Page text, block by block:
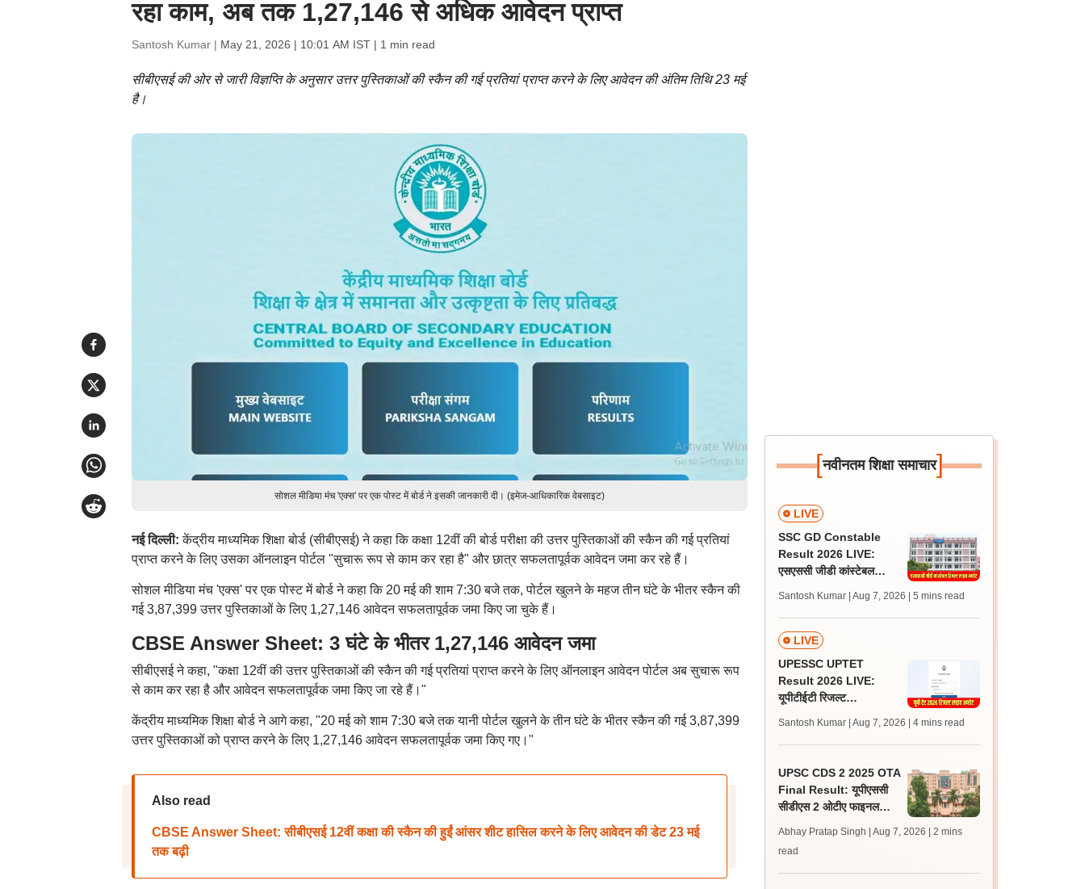
रहा काम, अब तक 1,27,146 से अधिक आवेदन प्राप्त
Santosh Kumar | May 21, 2026 | 10:01 AM IST| 1 min read
सीबीएसई की ओर से जारी विज्ञप्ति के अनुसार उत्तर पुस्तिकाओं की स्कैन की गई प्रतियां प्राप्त करने के लिए आवेदन की अंतिम तिथि 23 मई
है।
सोशल मीडिया मंच 'एक्स' पर एक पोस्ट में बोर्ड ने इसकी जानकारी दी। (इमेज-आधिकारिक वेबसाइट)
नई दिल्ली:केंद्रीय माध्यमिक शिक्षा बोर्ड (सीबीएसई) ने कहा कि कक्षा 12वीं की बोर्ड परीक्षा की उत्तर पुस्तिकाओं की स्कैन की गई प्रतियां
प्राप्त करने के लिए उसका ऑनलाइन पोर्टल "सुचारू रूप से काम कर रहा है" और छात्र सफलतापूर्वक आवेदन जमा कर रहे हैं।
सोशल मीडिया मंच 'एक्स' पर एक पोस्ट में बोर्ड ने कहा कि 20 मई की शाम 7:30 बजे तक, पोर्टल खुलने के महज तीन घंटे के भीतर स्कैन की
गई 3,87,399 उत्तर पुस्तिकाओं के लिए 1,27,146 आवेदन सफलतापूर्वक जमा किए जा चुके हैं।
CBSE Answer Sheet: 3 घंटे के भीतर 1,27,146 आवेदन जमा
सीबीएसई ने कहा, "कक्षा 12वीं की उत्तर पुस्तिकाओं की स्कैन की गई प्रतियां प्राप्त करने के लिए ऑनलाइन आवेदन पोर्टल अब सुचारू रूप
से काम कर रहा है और आवेदन सफलतापूर्वक जमा किए जा रहे हैं।"
केंद्रीय माध्यमिक शिक्षा बोर्ड ने आगे कहा, "20 मई को शाम 7:30 बजे तक यानी पोर्टल खुलने के तीन घंटे के भीतर स्कैन की गई 3,87,399
उत्तर पुस्तिकाओं को प्राप्त करने के लिए 1,27,146 आवेदन सफलतापूर्वक जमा किए गए।"
Also read
CBSE Answer Sheet: सीबीएसई 12वीं कक्षा की स्कैन की हुईं आंसर शीट हासिल करने के लिए आवेदन की डेट 23 मई
तक बढ़ी
[नवीनतम शिक्षा समाचार]
LIVE
SSC GD Constable
Result 2026 LIVE:
एसएससी जीडी कांस्टेबल
लेटेस्ट अपडेट, स्कोरकार्ड लिंक
Santosh Kumar | Aug 7, 2026 | 5 mins read
LIVE
UPESSC UPTET
Result 2026 LIVE:
यूपीटीईटी रिजल्ट
जल्द, जानें लेटेस्ट अपडेट,
पासिंग मार्क्स
Santosh Kumar | Aug 7, 2026 | 4 mins read
UPSC CDS 2 2025 OTA
Final Result: यूपीएससी
सीडीएस 2 ओटीए फाइनल
जारी, 483 कैंडिडेट चयनित
Abhay Pratap Singh | Aug 7, 2026
| 2 mins
read